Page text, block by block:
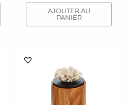
AJOUTER AU
PANIER